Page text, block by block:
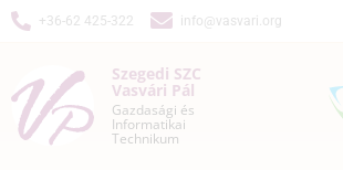
+36-62 425-322 info@vasvari.org
Szegedi SZC
Vasvári Pál
Gazdasági és
Informatikai
Technikum